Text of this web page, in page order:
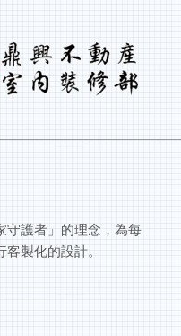
守護者」的理念，為每
製化的設計。